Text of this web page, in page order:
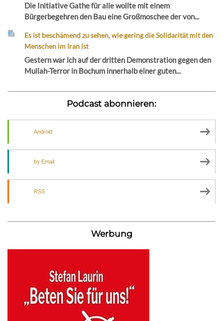
Die Initiative Gathe für alle wollte mit einem
Bürgerbegehren den Bau eine Großmoschee der von...
Es ist beschämend zu sehen, wie gering die Solidarität mit den
Menschen im Iran ist
Gestern war ich auf der dritten Demonstration gegen den
Mullah-Terror in Bochum innerhalb einer guten...
Podcast abonnieren:
Android
by Email
RSS
Werbung